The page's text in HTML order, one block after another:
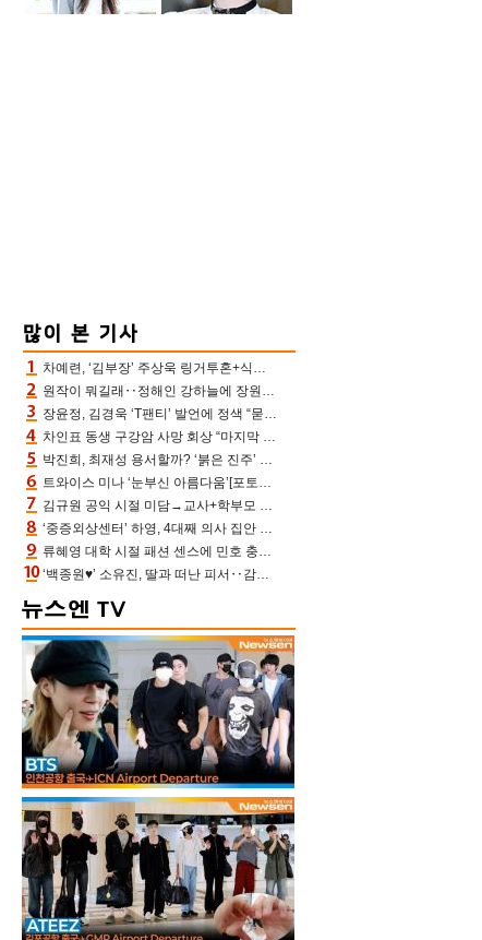
차예련, ‘김부장’ 주상욱 링거투혼+식스팩 비화 “옷 벗는데 아저씨는 안 된다고”(차장금)
원작이 뭐길래‥정해인 강하늘에 장원영까지 참여한 이 영화
장윤정, 김경욱 ‘T팬티’ 발언에 정색 “묻지 않았는데, 그것도 성희롱”(장공장)
차인표 동생 구강암 사망 회상 “마지막 순간 동생 손 잡아준 신애라, 두고두고 고마워” (신애라이프)
박진희, 최재성 용서할까? ‘붉은 진주’ 오늘(7일) 결말 나온다
트와이스 미나 ‘눈부신 아름다움’[포토엔HD]
김규원 공익 시절 미담→교사+학부모 추가 미담 속출 “휠체어 탄 아이와 산책도”[종합]
‘중증외상센터’ 하영, 4대째 의사 집안 인증 “증조부, 고종 황제 진료”(옥문아)[어제TV]
류혜영 대학 시절 패션 센스에 민호 충격 “레몬색 레깅스에 다리 없는 줄”(나혼산)
‘백종원♥’ 소유진, 딸과 떠난 피서‥감탄만 나오는 수영복 자태